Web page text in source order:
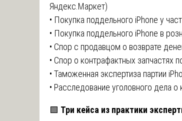
Яндекс.Маркет)
• Покупка поддельного iPhone у
• Покупка поддельного iPhone в
• Спор с продавцом о возврате
• Спор о контрафактных запчастях
• Таможенная экспертиза партии
• Расследование уголовного дела о
🟩 Три кейса из практики